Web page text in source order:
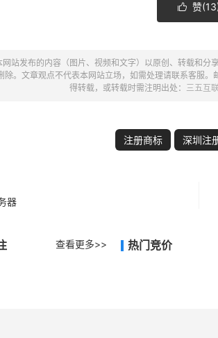
 赞(13
网站发布的内容（图片、视频和文字）以原创、转载和分
除。文章观点不代表本网站立场，如需处理请联系客服
得转载，或转载时需注明出处： 三五互
注册商标 深圳注
器
查看更多>> 热门竞价